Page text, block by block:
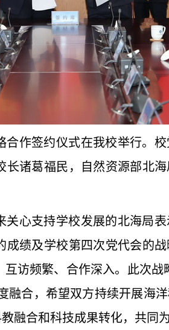
作签约仪式在我校举行。
诸葛福民，自然资源部北
心支持学校发展的北海局
绩及学校第四次党代会的
访频繁、合作深入。此次
融合，希望双方持续开展海
融合和科技成果转化，共同